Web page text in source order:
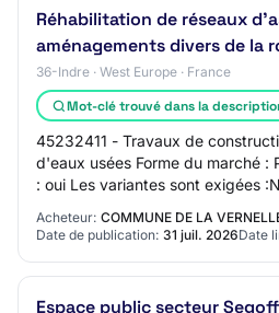
Réhabilitation de réseaux
aménagements divers de la
36-Indre · West Europe · France
Mot-clé trouvé dans la
45232411 - Travaux de
d'eaux usées Forme du marché :
: oui Les variantes sont exigées
Acheteur: COMMUNE DE LA
Date de publication: 31 juil. 2026Date
Espace public secteur